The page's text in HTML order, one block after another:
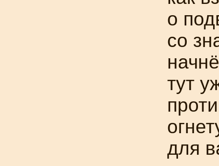
о
со
тут
для